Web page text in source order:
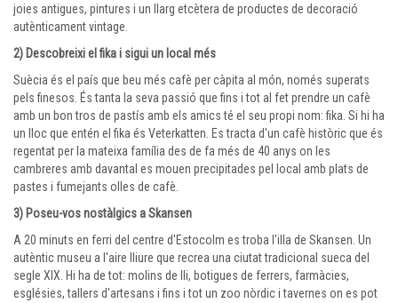
joies antigues, pintures i un llarg etcètera de productes de decoració
autènticament vintage.
2) Descobreixi el fika i sigui un local més
Suècia és el país que beu més cafè per càpita al món, només superats
pels finesos. És tanta la seva passió que fins i tot al fet prendre un cafè
amb un bon tros de pastís amb els amics té el seu propi nom: fika. Si hi ha
un lloc que entén el fika és Veterkatten. Es tracta d'un cafè històric que és
regentat per la mateixa família des de fa més de 40 anys on les
cambreres amb davantal es mouen precipitades pel local amb plats de
pastes i fumejants olles de cafè.
3) Poseu-vos nostàlgics a Skansen
A 20 minuts en ferri del centre d'Estocolm es troba l'illa de Skansen. Un
autèntic museu a l'aire lliure que recrea una ciutat tradicional sueca del
segle XIX. Hi ha de tot: molins de lli, botigues de ferrers, farmàcies,
esglésies, tallers d'artesans i fins i tot un zoo nòrdic i tavernes on es pot